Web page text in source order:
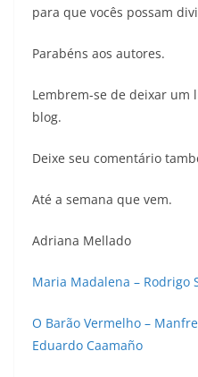
para que vocês possam
Parabéns aos autores.
Lembrem-se de deixar um
blog.
Deixe seu comentário
Até a semana que vem.
Adriana Mellado
Maria Madalena – Rodrigo
O Barão Vermelho –
Eduardo Caamaño